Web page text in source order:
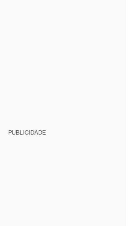
PUBLICIDADE